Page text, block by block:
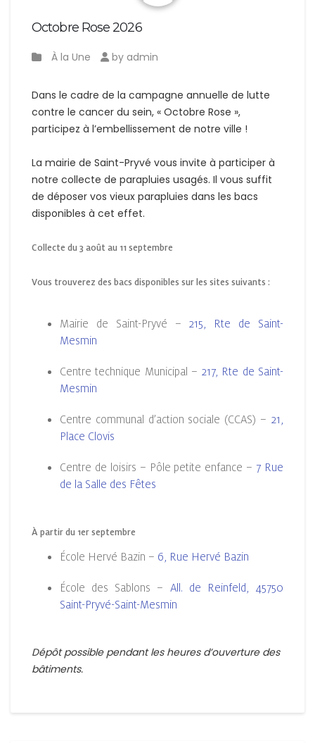
Octobre Rose 2026
À la Une by admin
Dans le cadre de la campagne annuelle de lutte
contre le cancer du sein, « Octobre Rose »,
participez à l’embellissement de notre ville !
La mairie de Saint-Pryvé vous invite à participer à
notre collecte de parapluies usagés. Il vous suffit
de déposer vos vieux parapluies dans les bacs
disponibles à cet effet.
Collecte du 3 août au 11 septembre
Vous trouverez des bacs disponibles sur les sites suivants :
Mairie de Saint-Pryvé – 215, Rte de Saint-
Mesmin
Centre technique Municipal – 217, Rte de Saint-
Mesmin
Centre communal d’action sociale (CCAS) – 21,
Place Clovis
Centre de loisirs – Pôle petite enfance – 7 Rue
de la Salle des Fêtes
À partir du 1er septembre
École Hervé Bazin – 6, Rue Hervé Bazin
École des Sablons – All. de Reinfeld, 45750
Saint-Pryvé-Saint-Mesmin
Dépôt possible pendant les heures d’ouverture des
bâtiments.